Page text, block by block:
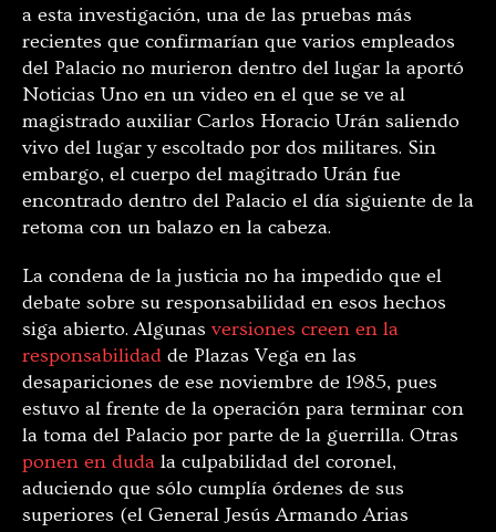
a esta investigación, una de las pruebas más
recientes que confirmarían que varios empleados
del Palacio no murieron dentro del lugar la aportó
Noticias Uno en un video en el que se ve al
magistrado auxiliar Carlos Horacio Urán saliendo
vivo del lugar y escoltado por dos militares. Sin
embargo, el cuerpo del magitrado Urán fue
encontrado dentro del Palacio el día siguiente de la
retoma con un balazo en la cabeza.
La condena de la justicia no ha impedido que el
debate sobre su responsabilidad en esos hechos
siga abierto. Algunas versiones creen en la
responsabilidad de Plazas Vega en las
desapariciones de ese noviembre de 1985, pues
estuvo al frente de la operación para terminar con
la toma del Palacio por parte de la guerrilla. Otras
ponen en duda la culpabilidad del coronel,
aduciendo que sólo cumplía órdenes de sus
superiores (el General Jesús Armando Arias